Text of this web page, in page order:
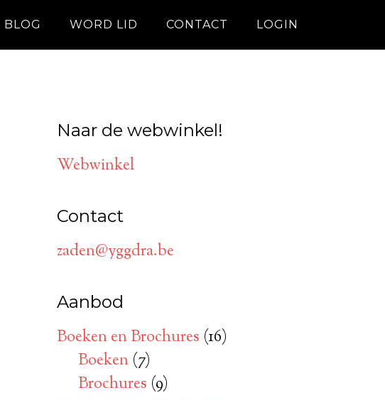
BLOG WORD LID CONTACT LOGIN
Naar de webwinkel!
Webwinkel
Contact
zaden@yggdra.be
Aanbod
Boeken en Brochures (16)
Boeken (7)
Brochures (9)